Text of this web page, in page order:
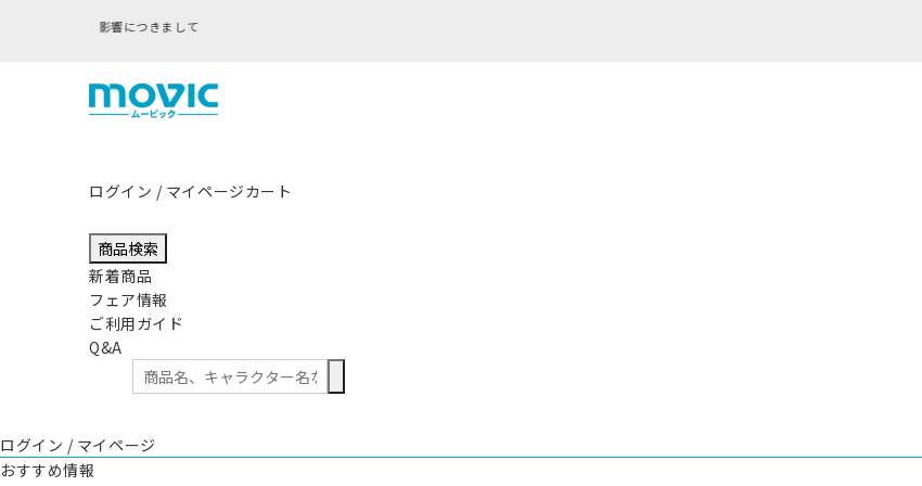
ログイン / マイページカート
商品検索
新着商品
フェア情報
ご利用ガイド
Q&A
ログイン / マイページ
おすすめ情報